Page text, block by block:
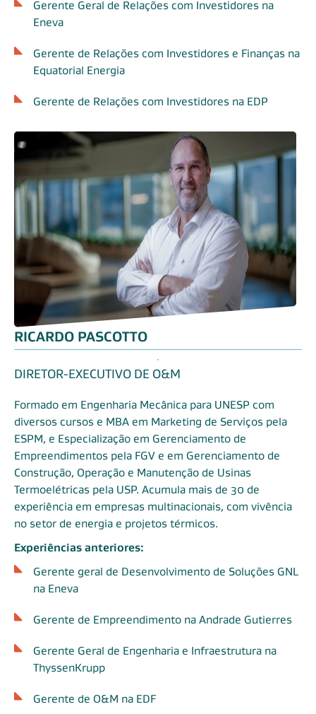
Gerente Geral de Relações com Investidores na
Eneva
Gerente de Relações com Investidores e Finanças na
Equatorial Energia
Gerente de Relações com Investidores na EDP
RICARDO PASCOTTO
DIRETOR-EXECUTIVO DE O&M
Formado em Engenharia Mecânica para UNESP com
diversos cursos e MBA em Marketing de Serviços pela
ESPM, e Especialização em Gerenciamento de
Empreendimentos pela FGV e em Gerenciamento de
Construção, Operação e Manutenção de Usinas
Termoelétricas pela USP. Acumula mais de 30 de
experiência em empresas multinacionais, com vivência
no setor de energia e projetos térmicos.
Experiências anteriores:
Gerente geral de Desenvolvimento de Soluções GNL
na Eneva
Gerente de Empreendimento na Andrade Gutierres
Gerente Geral de Engenharia e Infraestrutura na
ThyssenKrupp
Gerente de O&M na EDF